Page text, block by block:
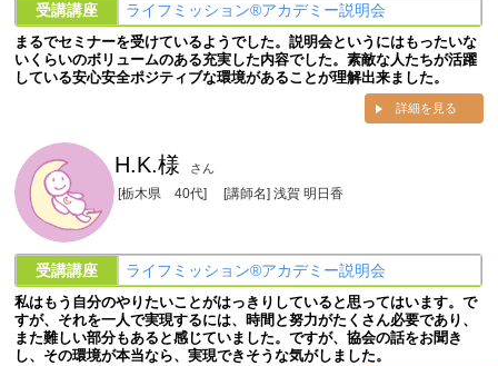
受講講座 ライフミッション®︎アカデミー説明会
まるでセミナーを受けているようでした。説明会というにはもったいな
いくらいのボリュームのある充実した内容でした。素敵な人たちが活躍
している安心安全ポジティブな環境があることが理解出来ました。
詳細を見る
H.K.様 さん
[栃木県 40代] [講師名] 浅賀 明日香
受講講座 ライフミッション®︎アカデミー説明会
私はもう自分のやりたいことがはっきりしていると思ってはいます。で
すが、それを一人で実現するには、時間と努力がたくさん必要であり、
また難しい部分もあると感じていました。ですが、協会の話をお聞き
し、その環境が本当なら、実現できそうな気がしました。